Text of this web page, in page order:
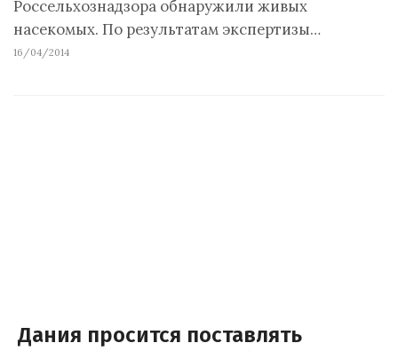
Россельхознадзора обнаружили живых
насекомых. По результатам экспертизы…
16/04/2014
Дания просится поставлять